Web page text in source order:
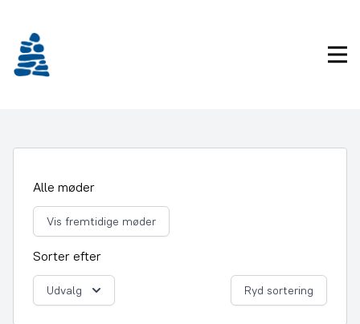
indhold
Alle møder
Vis fremtidige møder
Sorter efter
Udvalg Ryd sortering